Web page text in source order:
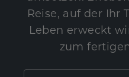
Reise, auf der Ihr
Leben erweckt
zum